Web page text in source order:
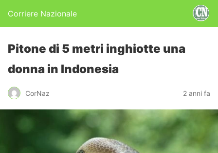
Corriere Nazionale
Pitone di 5 metri inghiotte una
donna in Indonesia
CorNaz 2 anni fa